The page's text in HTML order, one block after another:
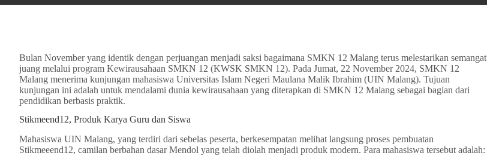
Bulan November yang identik dengan perjuangan menjadi saksi bagaimana SMKN 12 Malang terus melestarikan semangat
juang melalui program Kewirausahaan SMKN 12 (KWSK SMKN 12). Pada Jumat, 22 November 2024, SMKN 12
Malang menerima kunjungan mahasiswa Universitas Islam Negeri Maulana Malik Ibrahim (UIN Malang). Tujuan
kunjungan ini adalah untuk mendalami dunia kewirausahaan yang diterapkan di SMKN 12 Malang sebagai bagian dari
pendidikan berbasis praktik.
Stikmeend12, Produk Karya Guru dan Siswa
Mahasiswa UIN Malang, yang terdiri dari sebelas peserta, berkesempatan melihat langsung proses pembuatan
Stikmeeend12, camilan berbahan dasar Mendol yang telah diolah menjadi produk modern. Para mahasiswa tersebut adalah: